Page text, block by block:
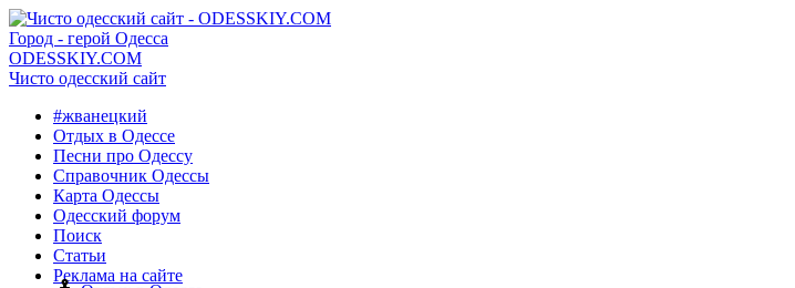
Город - герой Одесса
ODESSKIY.COM
Чисто одесский сайт
#жванецкий
Отдых в Одессе
Песни про Одессу
Справочник Одессы
Карта Одессы
Одесский форум
Поиск
Статьи
Реклама на сайте